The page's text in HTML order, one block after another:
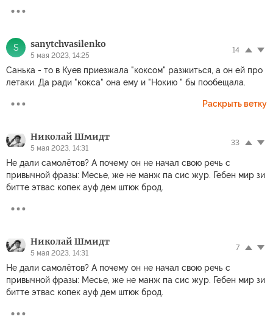
S sanytchvasilenko
5 мая 2023, 14:25
14
Санька - то в Куев приезжала "коксом" разжиться, а он ей про
летаки. Да ради "кокса" она ему и "Нокию " бы пообещала.
Раскрыть ветку
Николай Шмидт
5 мая 2023, 14:31
33
Не дали самолётов? А почему он не начал свою речь с
привычной фразы: Месье, же не манж па сис жур. Гебен мир зи
битте этвас копек ауф дем штюк брод.
Николай Шмидт
5 мая 2023, 14:31
7
Не дали самолётов? А почему он не начал свою речь с
привычной фразы: Месье, же не манж па сис жур. Гебен мир зи
битте этвас копек ауф дем штюк брод.